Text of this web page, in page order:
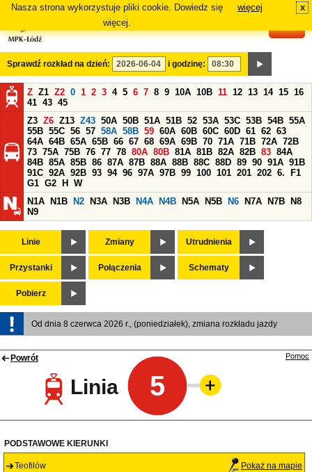
Nasza strona wykorzystuje pliki cookie. Dowiedz się
więcej.
więcej x
Sprawdź rozkład na dzień: i godzinę:
Z Z1 Z2 0 1 2 3 4 5 6 7 8 9 10A 10B 11 12 13 14 15 16
41 43 45
Z3 Z6 Z13 Z43 50A 50B 51A 51B 52 53A 53C 53B 54B 55A
55B 55C 56 57 58A 58B 59 60A 60B 60C 60D 61 62 63
64A 64B 65A 65B 66 67 68 69A 69B 70 71A 71B 72A 72B
73 75A 75B 76 77 78 80A 80B 81A 81B 82A 82B 83 84A
84B 85A 85B 86 87A 87B 88A 88B 88C 88D 89 90 91A 91B
91C 92A 92B 93 94 96 97A 97B 99 100 101 201 202 6.
F1
G1 G2 H
W
N1A
N1B N2 N3A N3B N4A N4B N5A N5B N6 N7A N7B
N8
N9
Linie Zmiany Utrudnienia
Przystanki Połączenia Schematy
Pobierz
Od dnia 8 czerwca 2026 r., (poniedziałek), zmiana rozkładu jazdy
Powrót
Linia 5
Pomoc
PODSTAWOWE KIERUNKI
Teofilów Pokaż na mapie